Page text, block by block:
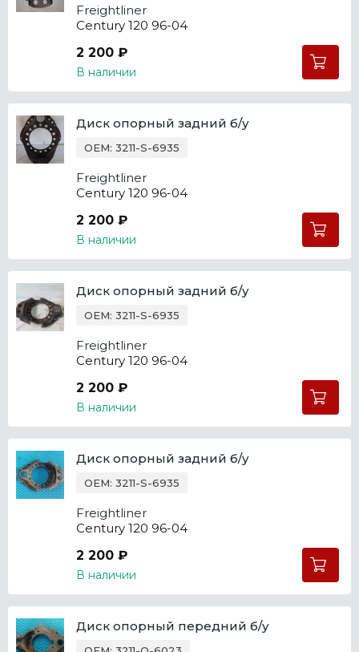
Freightliner
Century 120 96-04
2 200 ₽
В наличии
Диск опорный задний б/у
OEM: 3211-S-6935
Freightliner
Century 120 96-04
2 200 ₽
В наличии
Диск опорный задний б/у
OEM: 3211-S-6935
Freightliner
Century 120 96-04
2 200 ₽
В наличии
Диск опорный задний б/у
OEM: 3211-S-6935
Freightliner
Century 120 96-04
2 200 ₽
В наличии
Диск опорный передний б/у